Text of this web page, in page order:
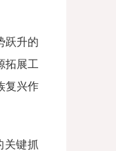
跃升的
拓展工
复兴作
关键抓